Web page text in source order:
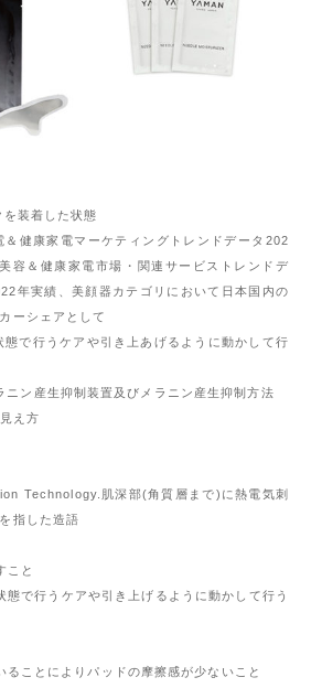
装着した状態
健康家電マーケティングトレンドデータ202
容＆健康家電市場・関連サービストレンドデ
年実績、美顔器カテゴリにおいて日本国内の
ーシェアとして
で行うケアや引き上あげるように動かして行
ン産生抑制装置及びメラニン産生抑制方法
え方
Technology.肌深部(角質層まで)に熱電気刺
指した造語
こと
で行うケアや引き上げるように動かして行う
ことによりパッドの摩擦感が少ないこと